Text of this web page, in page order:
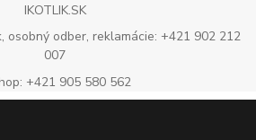
IKOTLIK.SK
osobný odber, reklamácie: +421 902 212
007
+421 905 580 562